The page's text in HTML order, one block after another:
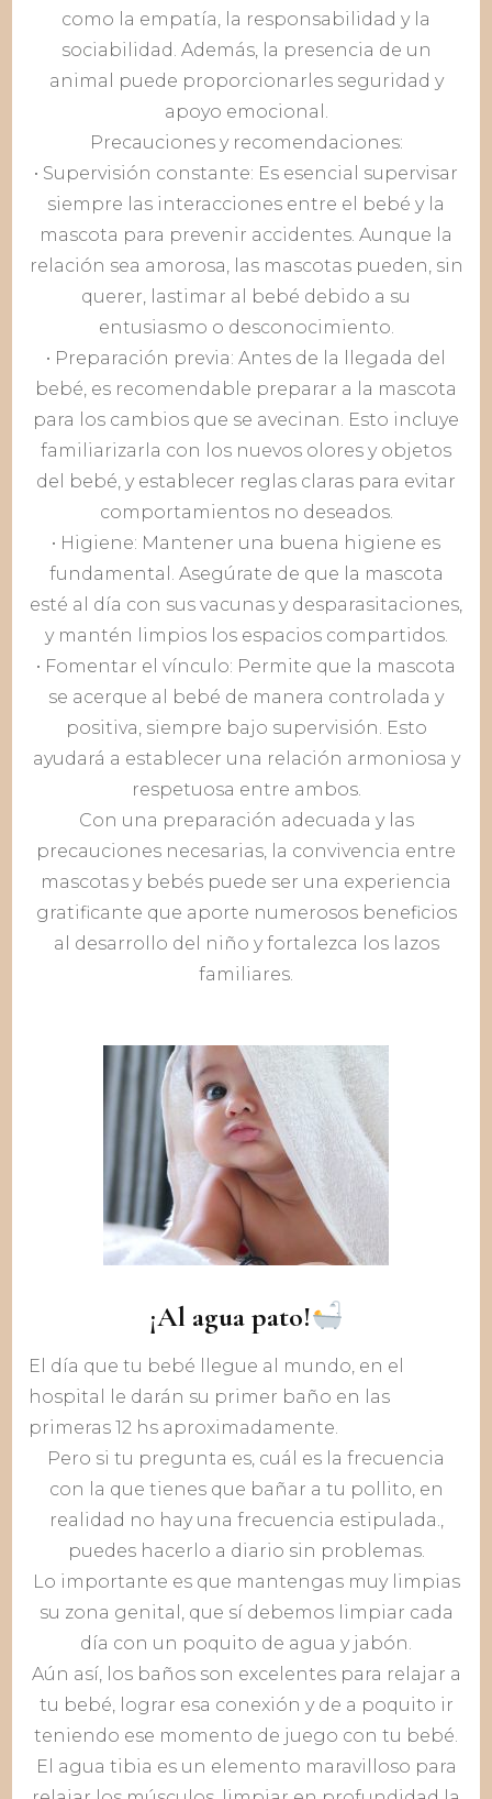
como la empatía, la responsabilidad y la
sociabilidad. Además, la presencia de un
animal puede proporcionarles seguridad y
apoyo emocional.
Precauciones y recomendaciones:
• Supervisión constante: Es esencial supervisar
siempre las interacciones entre el bebé y la
mascota para prevenir accidentes. Aunque la
relación sea amorosa, las mascotas pueden, sin
querer, lastimar al bebé debido a su
entusiasmo o desconocimiento.
• Preparación previa: Antes de la llegada del
bebé, es recomendable preparar a la mascota
para los cambios que se avecinan. Esto incluye
familiarizarla con los nuevos olores y objetos
del bebé, y establecer reglas claras para evitar
comportamientos no deseados.
• Higiene: Mantener una buena higiene es
fundamental. Asegúrate de que la mascota
esté al día con sus vacunas y desparasitaciones,
y mantén limpios los espacios compartidos.
• Fomentar el vínculo: Permite que la mascota
se acerque al bebé de manera controlada y
positiva, siempre bajo supervisión. Esto
ayudará a establecer una relación armoniosa y
respetuosa entre ambos.
Con una preparación adecuada y las
precauciones necesarias, la convivencia entre
mascotas y bebés puede ser una experiencia
gratificante que aporte numerosos beneficios
al desarrollo del niño y fortalezca los lazos
familiares.
¡Al agua pato!
El día que tu bebé llegue al mundo, en el
hospital le darán su primer baño en las
primeras 12 hs aproximadamente.
Pero si tu pregunta es, cuál es la frecuencia
con la que tienes que bañar a tu pollito, en
realidad no hay una frecuencia estipulada.,
puedes hacerlo a diario sin problemas.
Lo importante es que mantengas muy limpias
su zona genital, que sí debemos limpiar cada
día con un poquito de agua y jabón.
Aún así, los baños son excelentes para relajar a
tu bebé, lograr esa conexión y de a poquito ir
teniendo ese momento de juego con tu bebé.
El agua tibia es un elemento maravilloso para